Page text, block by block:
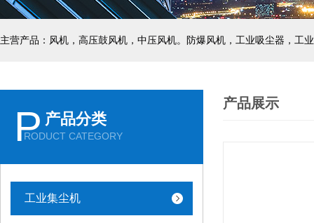
主营产品：风机，高压鼓风机，中压风机。防爆风机，工业吸尘器，工
P 产品分类
RODUCT CATEGORY
工业集尘机
产品展示